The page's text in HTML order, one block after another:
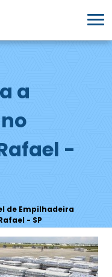
a
-
de Empilhadeira
- SP